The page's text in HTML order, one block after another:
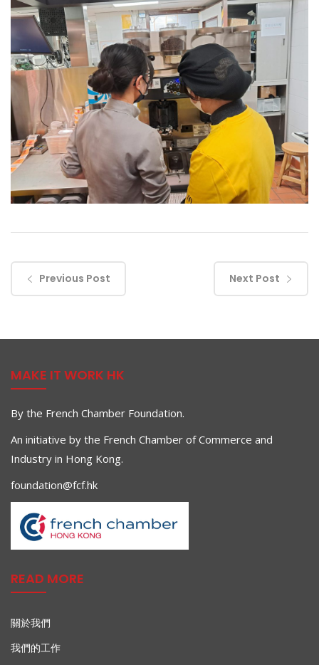
Previous Post Next Post
MAKE IT WORK HK
By the French Chamber Foundation.
An initiative by the French Chamber of Commerce and
Industry in Hong Kong.
foundation@fcf.hk
READ MORE
關於我們
我們的工作